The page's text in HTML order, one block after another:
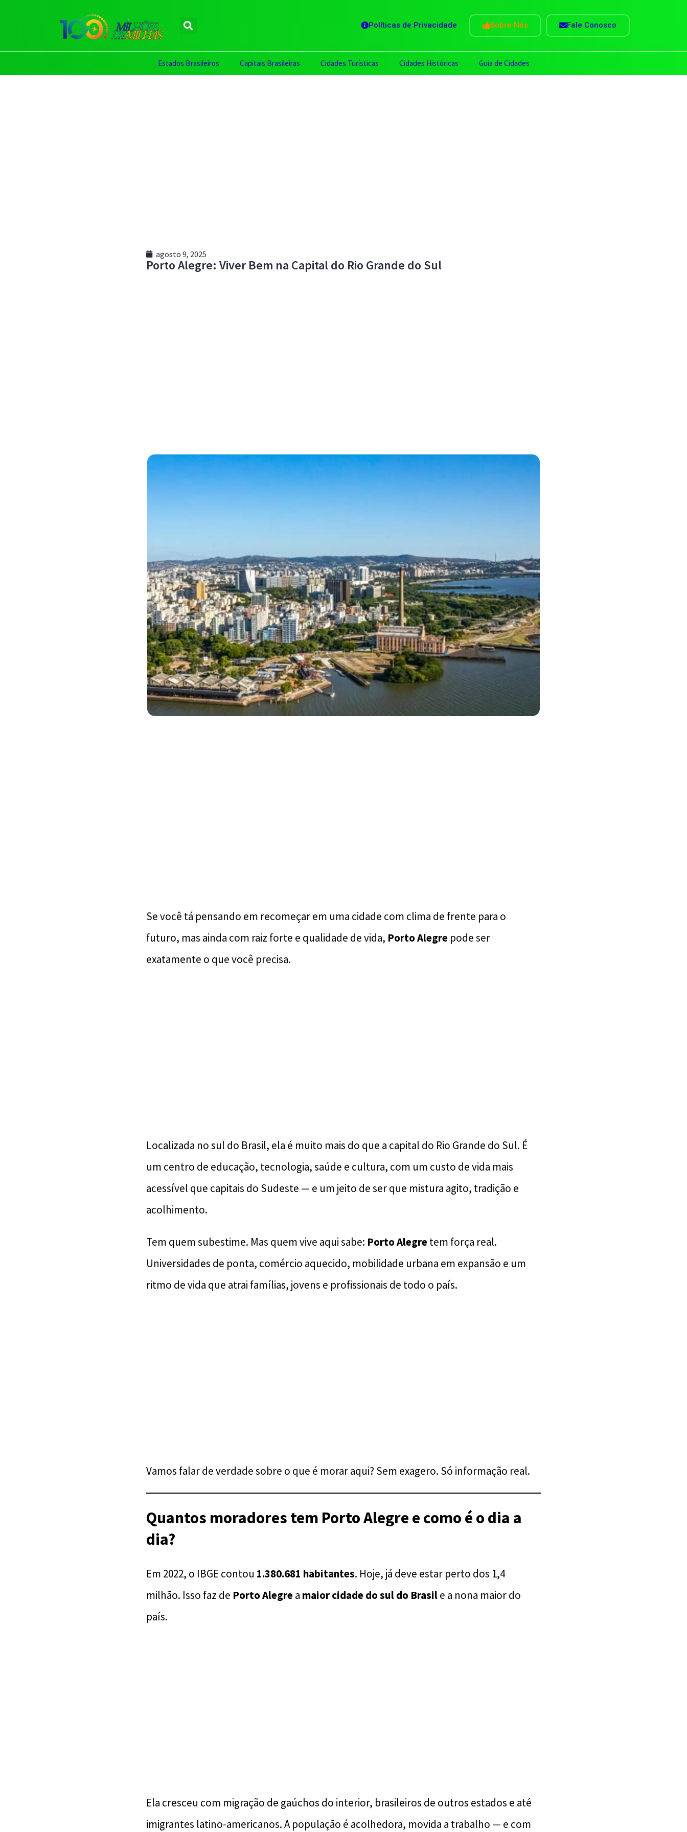
Políticas de Privacidade Sobre Nós Fale Conosco
Estados Brasileiros Capitais Brasileiras Cidades Turísticas Cidades Históricas Guia de Cidades
agosto 9, 2025
Porto Alegre: Viver Bem na Capital do Rio Grande do Sul
Se você tá pensando em recomeçar em uma cidade com clima de frente para o
futuro, mas ainda com raiz forte e qualidade de vida, Porto Alegre pode ser
exatamente o que você precisa.
Localizada no sul do Brasil, ela é muito mais do que a capital do Rio Grande do Sul. É
um centro de educação, tecnologia, saúde e cultura, com um custo de vida mais
acessível que capitais do Sudeste — e um jeito de ser que mistura agito, tradição e
acolhimento.
Tem quem subestime. Mas quem vive aqui sabe: Porto Alegretem força real.
Universidades de ponta, comércio aquecido, mobilidade urbana em expansão e um
ritmo de vida que atrai famílias, jovens e profissionais de todo o país.
Vamos falar de verdade sobre o que é morar aqui? Sem exagero. Só informação real.
Quantos moradores tem Porto Alegre e como é o dia a
dia?
Em 2022, o IBGE contou 1.380.681 habitantes. Hoje, já deve estar perto dos 1,4
milhão. Isso faz de Porto Alegrea maior cidade do sul do Brasile a nona maior do
país.
Ela cresceu com migração de gaúchos do interior, brasileiros de outros estados e até
imigrantes latino-americanos. A população é acolhedora, movida a trabalho — e com